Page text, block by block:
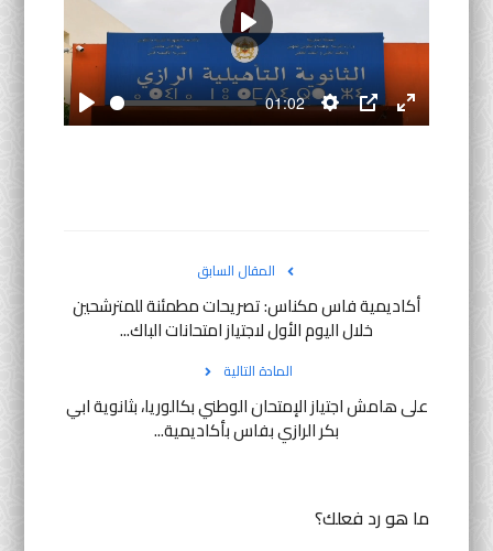
أنشطة موازية
Play
01:02
Settings
PIP
Enter
Play
المقال السابق
أكاديمية فاس مكناس: تصريحات مطمئنة للمترشحين
خلال اليوم الأول لاجتياز امتحانات الباك...
المادة التالية
على هامش اجتياز الإمتحان الوطني بكالوريا، بثانوية ابي
بكر الرازي بفاس بأكاديمية...
ما هو رد فعلك؟